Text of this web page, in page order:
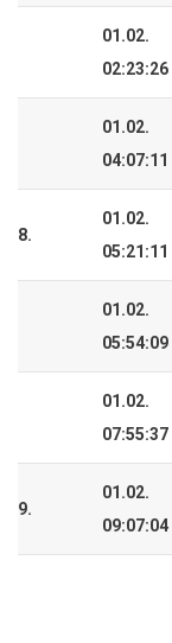
01.02.
02:23:26
01.02.
04:07:11
8.
01.02.
05:21:11
01.02.
05:54:09
01.02.
07:55:37
9.
01.02.
09:07:04